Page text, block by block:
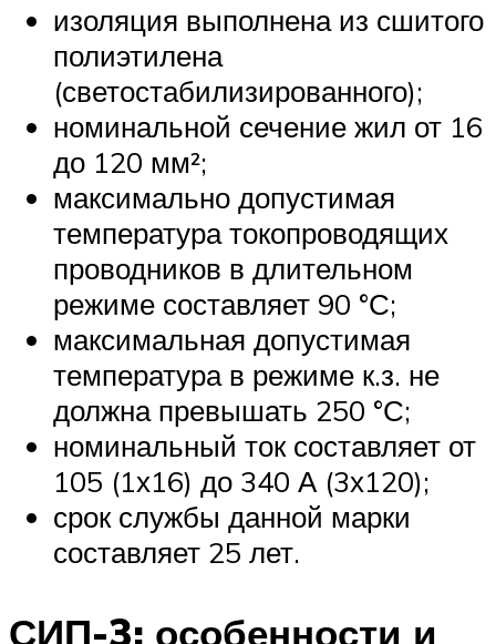
изоляция выполнена из сшитого
полиэтилена
(светостабилизированного);
номинальной сечение жил от 16
до 120 мм²;
максимально допустимая
температура токопроводящих
проводников в длительном
режиме составляет 90 °С;
максимальная допустимая
температура в режиме к.з. не
должна превышать 250 °С;
номинальный ток составляет от
105 (1х16) до 340 А (3х120);
срок службы данной марки
составляет 25 лет.
СИП-3: особенности и